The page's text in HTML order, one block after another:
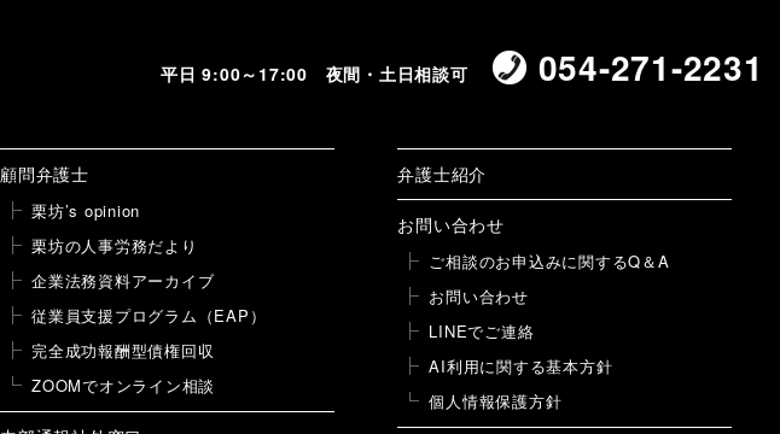
平日 9:00～17:00 夜間・土日相談可 054-271-2231
顧問弁護士
栗坊’s opinion
栗坊の人事労務だより
企業法務資料アーカイブ
従業員支援プログラム（EAP）
完全成功報酬型債権回収
ZOOMでオンライン相談
弁護士紹介
お問い合わせ
ご相談のお申込みに関するQ＆A
お問い合わせ
LINEでご連絡
AI利用に関する基本方針
個人情報保護方針